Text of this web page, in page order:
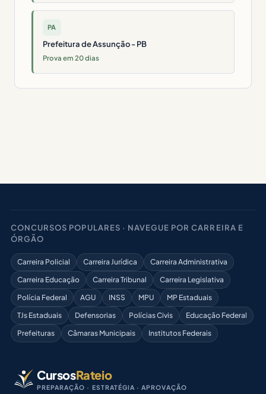
PA
Prefeitura de Assunção - PB
Prova em 20 dias
CONCURSOS POPULARES · NAVEGUE POR CARREIRA E
ÓRGÃO
Carreira Policial Carreira Jurídica
Carreira Administrativa
Carreira Educação
Carreira Tribunal
Carreira Legislativa
Polícia Federal
AGU INSS MPU
MP Estaduais
TJs Estaduais
Defensorias Polícias Civis
Educação Federal
Prefeituras
Câmaras Municipais Institutos Federais
CursosRateio
PREPARAÇÃO · ESTRATÉGIA · APROVAÇÃO